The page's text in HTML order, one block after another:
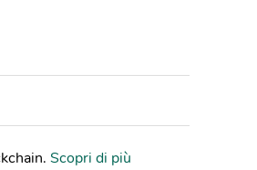
. Scopri di più